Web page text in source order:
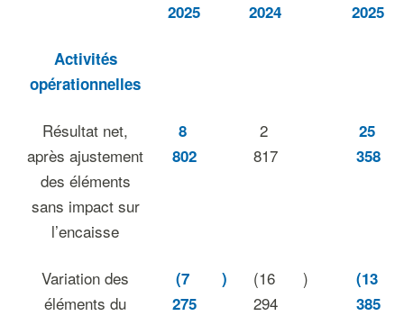
2025 2024 2025
Activités
opérationnelles
Résultat net,
après ajustement
des éléments
sans impact sur
l’encaisse
8
802
2
817
25
358
Variation des
éléments du
(7
275
)
(16
294
)
(13
385